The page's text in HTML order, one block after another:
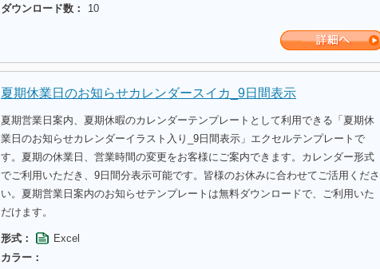
ダウンロード数：
10
夏期休業日のお知らせカレンダースイカ_9日間表示
夏期営業日案内、夏期休暇のカレンダーテンプレートとして利用できる「夏期休
業日のお知らせカレンダーイラスト入り_9日間表示」エクセルテンプレートで
す。夏期の休業日、営業時間の変更をお客様にご案内できます。カレンダー形式
でご利用いただき、9日間分表示可能です。皆様のお休みに合わせてご活用くださ
い。夏期営業日案内のお知らせテンプレートは無料ダウンロードで、ご利用いた
だけます。
形式：
Excel
カラー：